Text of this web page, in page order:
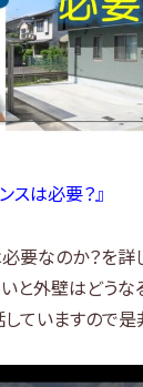
スは必要？』
要なのか？を詳
と外壁はどうな
ていますので是